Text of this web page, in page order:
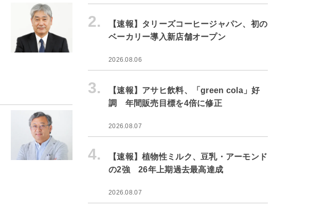
2.
【速報】タリーズコーヒージャパン、初の
ベーカリー導入新店舗オープン
2026.08.06
3.
【速報】アサヒ飲料、「green cola」好
調 年間販売目標を4倍に修正
2026.08.07
4.
【速報】植物性ミルク、豆乳・アーモンド
の2強 26年上期過去最高達成
2026.08.07